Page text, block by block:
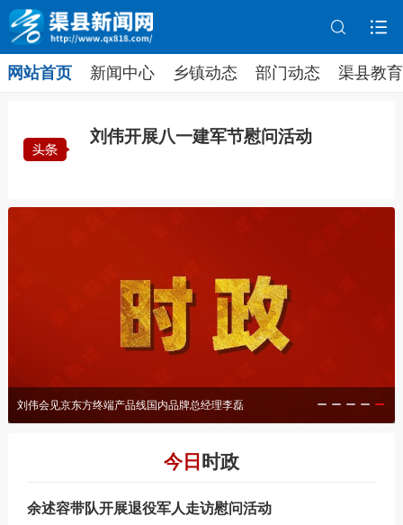
网站首页 新闻中心 乡镇动态 部门动态 渠县教育
刘伟开展八一建军节慰问活动
刘伟会见京东方终端产品线国内品牌总经理李磊
今日 时政
余述容带队开展退役军人走访慰问活动